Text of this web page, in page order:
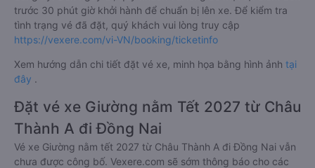
trước 30 phút giờ khởi hành để chuẩn bị lên xe. Để kiểm tra
tình trạng vé đã đặt, quý khách vui lòng truy cập
https://vexere.com/vi-VN/booking/ticketinfo
Xem hướng dẫn chi tiết đặt vé xe, minh họa bằng hình ảnh tại
đây .
Đặt vé xe Giường nằm Tết 2027 từ Châu
Thành A đi Đồng Nai
Vé xe Giường nằm tết 2027 từ Châu Thành A đi Đồng Nai vẫn
chưa được công bố. Vexere.com sẽ sớm thông báo cho các